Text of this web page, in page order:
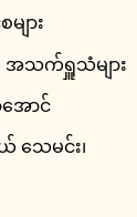
ျား
အသက်ရှူသံများ
အောင်
သေမင်း၊